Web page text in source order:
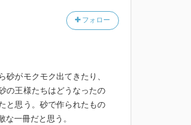
フォロー
がモクモク出てきたり、
の王様たちはどうなったの
と思う。砂で作られたもの
一冊だと思う。